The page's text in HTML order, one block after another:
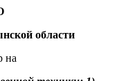
области
на